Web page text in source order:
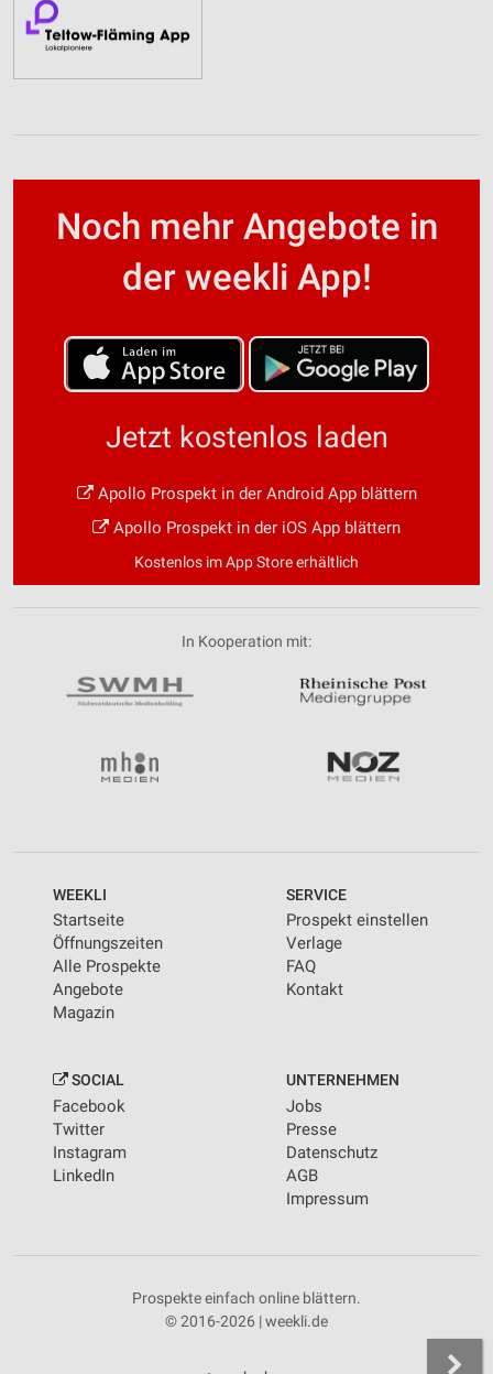
Noch mehr Angebote in
der weekli App!
Jetzt kostenlos laden
Apollo Prospekt in der Android App blättern
Apollo Prospekt in der iOS App blättern
Kostenlos im App Store erhältlich
In Kooperation mit:
WEEKLI
Startseite
Öffnungszeiten
Alle Prospekte
Angebote
Magazin
SERVICE
Prospekt einstellen
Verlage
FAQ
Kontakt
SOCIAL
Facebook
Twitter
Instagram
LinkedIn
UNTERNEHMEN
Jobs
Presse
Datenschutz
AGB
Impressum
Prospekte einfach online blättern.
© 2016-2026 | weekli.de